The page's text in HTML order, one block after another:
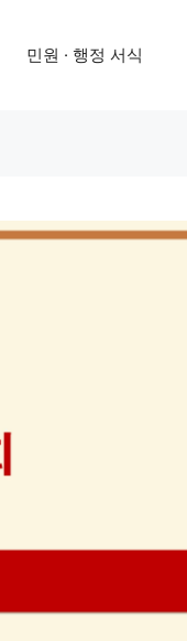
민원 · 행정 서식